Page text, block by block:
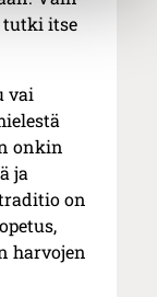
tutki itse
vai
onkin
ja
on
harvojen